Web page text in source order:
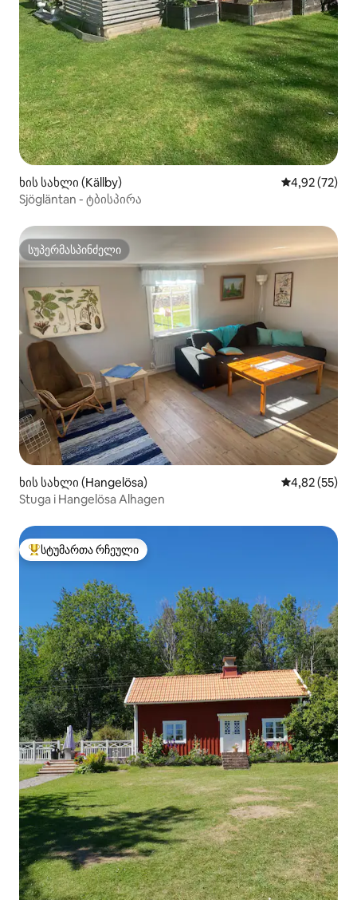
ხის სახლი (Källby) საშუალო
4,92 (72)
Sjögläntan - ტბისპირა
სუპერმასპინძელი
სუპერმასპინძელი
ხის სახლი (Hangelösa) საშუალო
4,82 (55)
Stuga i Hangelösa Alhagen
სტუმართა რჩეული მოწინავე ვარიანტი
სტუმართა რჩეული